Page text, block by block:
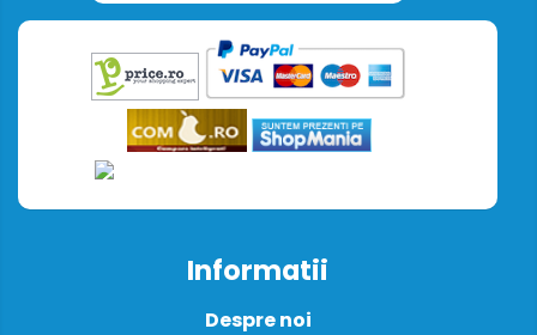
Informatii
Despre noi